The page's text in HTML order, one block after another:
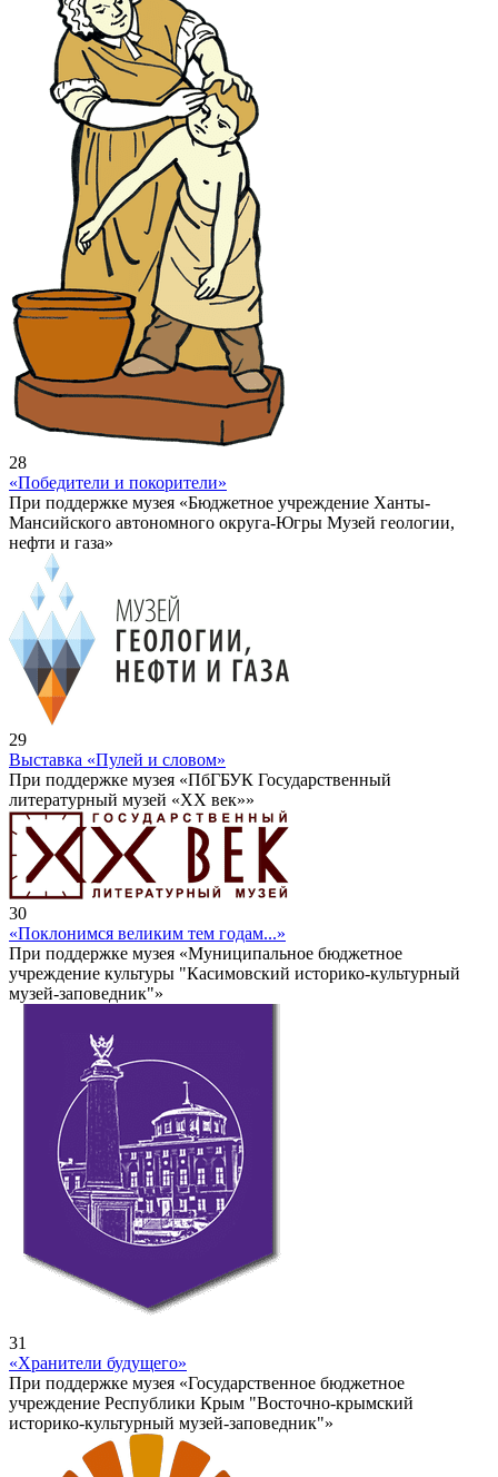
28
«Победители и покорители»
При поддержке музея «Бюджетное учреждение Ханты-
Мансийского автономного округа-Югры Музей геологии,
нефти и газа»
29
Выставка «Пулей и словом»
При поддержке музея «ПбГБУК Государственный
литературный музей «ХХ век»»
30
«Поклонимся великим тем годам...»
При поддержке музея «Муниципальное бюджетное
учреждение культуры "Касимовский историко-культурный
музей-заповедник"»
31
«Хранители будущего»
При поддержке музея «Государственное бюджетное
учреждение Республики Крым "Восточно-крымский
историко-культурный музей-заповедник"»